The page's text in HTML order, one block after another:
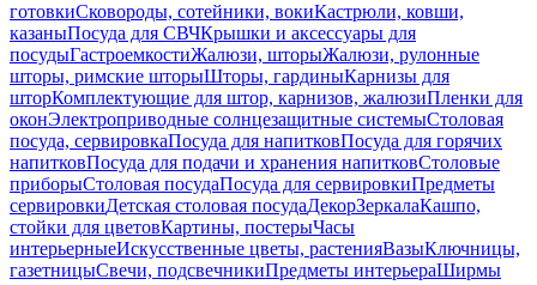
готовкиСковороды, сотейники, вокиКастрюли, ковши,
казаныПосуда для СВЧКрышки и аксессуары для
посудыГастроемкостиЖалюзи, шторыЖалюзи, рулонные
шторы, римские шторыШторы, гардиныКарнизы для
шторКомплектующие для штор, карнизов, жалюзиПленки для
оконЭлектроприводные солнцезащитные системыСтоловая
посуда, сервировкаПосуда для напитковПосуда для горячих
напитковПосуда для подачи и хранения напитковСтоловые
приборыСтоловая посудаПосуда для сервировкиПредметы
сервировкиДетская столовая посудаДекорЗеркалаКашпо,
стойки для цветовКартины, постерыЧасы
интерьерныеИскусственные цветы, растенияВазыКлючницы,
газетницыСвечи, подсвечникиПредметы интерьераШирмы